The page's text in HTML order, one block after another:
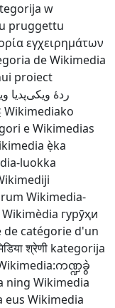
w
pruggettu
εγχειρημάτων
de Wikimedia
proiect
ردهٔ ویکی‌پدیا
Wikimediako
e Wikimedias
ẹ̀ka
luokka
Wikimedia-
гурӯҳи
de catégorie d'un
श्रेणी kategorija
ကဏ္ဍခွဲ
ning Wikimedia
Wikimedia